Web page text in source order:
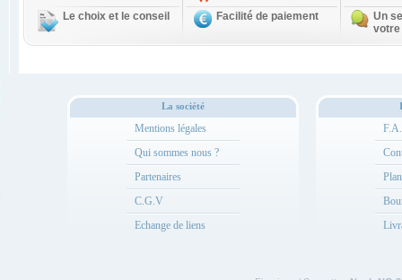
Le choix et le conseil Facilité de paiement
Un
votre
La société
Mentions légales
Qui sommes nous ?
Partenaires
C.G.V
Echange de liens